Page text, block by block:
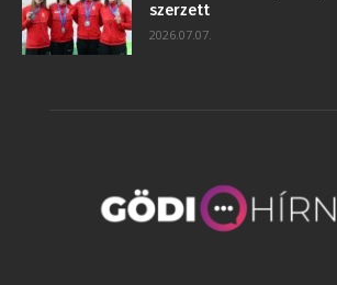
szerzett
2026.07.07.